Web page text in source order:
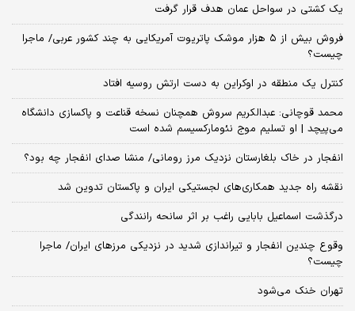
یک کشتی در سواحل عمان هدف قرار گرفت
فروش بیش از ۵ هزار موشک پاتریوت آمریکایی به چند کشور عربی/ ماجرا
چیست؟
کنترل یک منطقه در اوکراین به دست ارتش روسیه افتاد
محمد قوچانی: عبدالکریم سروش همچنان نسخه قناعت و پاکسازی دانشگاه
می‌پیچد | او تسلیم موج نئومارکسیسم شده است
انفجار در خاک بلغارستان نزدیک مرز رومانی/ منشا صدای انفجار چه بود؟
نقشه راه جدید همکاری‌های لجستیکی ایران و پاکستان تدوین شد
درگذشت اسماعیل بابایی راغب بر اثر سانحه رانندگی
وقوع چندین انفجار و تیراندازی شدید در نزدیکی مرز‌های ایران/ ماجرا
چیست؟
تهران خنک می‌شود